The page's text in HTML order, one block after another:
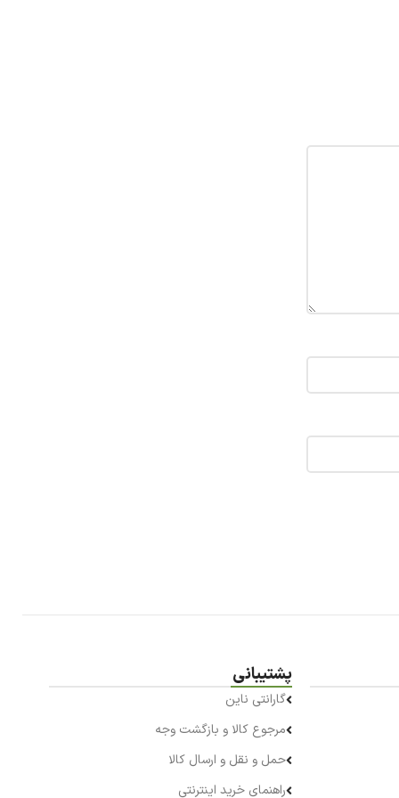
پشتیبانی
گارانتی ناین
مرجوع کالا و بازگشت وجه
حمل و نقل و ارسال کالا
راهنمای خرید اینترنتی